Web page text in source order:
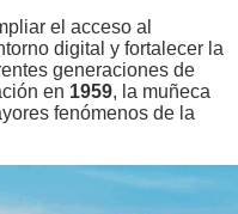
el acceso al
digital y fortalecer la
generaciones de
en 1959, la muñeca
fenómenos de la